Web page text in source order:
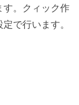
す。クィック作
で行います。